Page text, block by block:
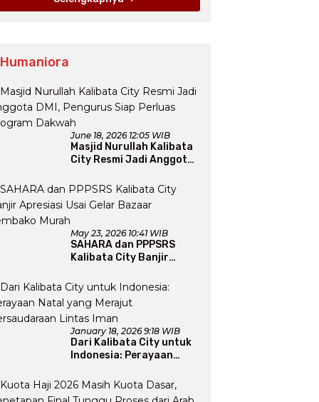
June 18, 2026 12:05 WIB
Masjid Nurullah Kalibata
City Resmi Jadi Anggota
Perluas Program Dakwah
May 23, 2026 10:41 WIB
SAHARA dan PPPSRS
Kalibata City Banjir
Bazaar Sembako Murah
January 18, 2026 9:18 WIB
Dari Kalibata City untuk
Indonesia: Perayaan
Persaudaraan Lintas
Iman